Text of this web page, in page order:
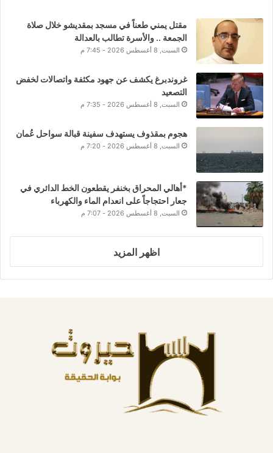
مقتل يمني طعناً في مسجد بمقديشو خلال صلاة
الجمعة .. والأسرة تطالب بالعدالة
السبت, 8 أغسطس 2026 - 7:45 م
غروندبرغ يكشف عن جهود مكثفة واتصالات لخفض
التصعيد
السبت, 8 أغسطس 2026 - 7:35 م
هجوم بمقذوف يستهدف سفينة قبالة سواحل عُمان
السبت, 8 أغسطس 2026 - 7:20 م
*أهالي المحراق بخنفر يقطعون الخط الدائري في
جعار احتجاجاً على انعدام الماء والكهرباء
السبت, 8 أغسطس 2026 - 7:07 م
اظهر المزيد